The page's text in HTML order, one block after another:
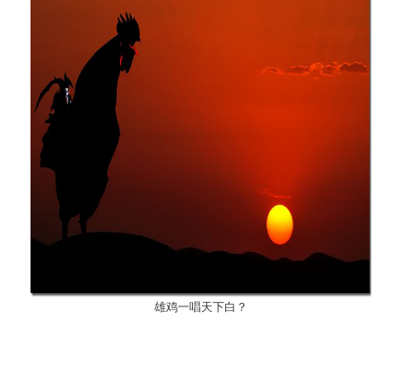
雄鸡一唱天下白？